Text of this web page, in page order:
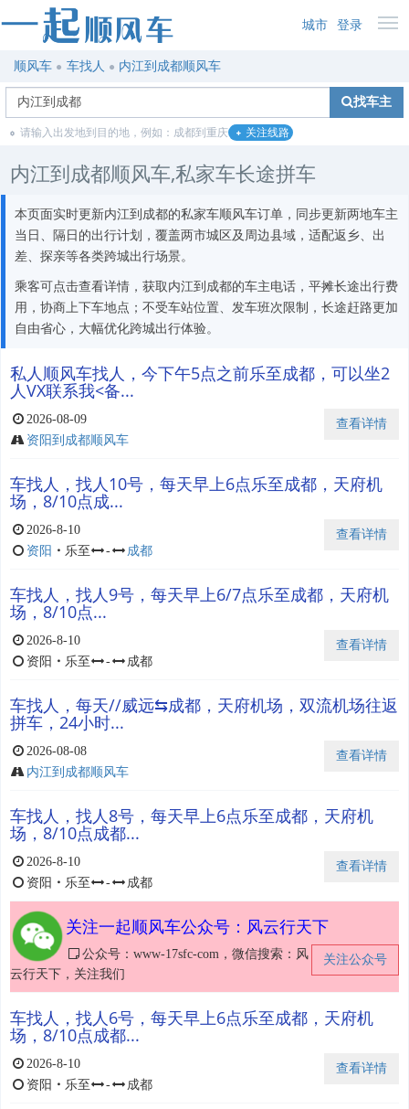
城市 登录
顺风车 车找人 内江到成都顺风车
找车主
请输入出发地到目的地，例如：成都到重庆 关注线路
内江到成都顺风车,私家车长途拼车
本页面实时更新内江到成都的私家车顺风车订单，同步更新两地车主
当日、隔日的出行计划，覆盖两市城区及周边县域，适配返乡、出
差、探亲等各类跨城出行场景。
乘客可点击查看详情，获取内江到成都的车主电话，平摊长途出行费
用，协商上下车地点；不受车站位置、发车班次限制，长途赶路更加
自由省心，大幅优化跨城出行体验。
私人顺风车找人，今下午5点之前乐至成都，可以坐2
人VX联系我<备...
查看详情
2026-08-09
资阳到成都顺风车
车找人，找人10号，每天早上6点乐至成都，天府机
场，8/10点成...
查看详情
2026-8-10
资阳 ・ 乐至 - 成都
车找人，找人9号，每天早上6/7点乐至成都，天府机
场，8/10点...
查看详情
2026-8-10
资阳 ・ 乐至 - 成都
车找人，每天//威远⇆成都，天府机场，双流机场往返
拼车，24小时...
查看详情
2026-08-08
内江到成都顺风车
车找人，找人8号，每天早上6点乐至成都，天府机
场，8/10点成都...
查看详情
2026-8-10
资阳 ・ 乐至 - 成都
关注一起顺风车公众号：风云行天下
关注公众号
公众号：www-17sfc-com，微信搜索：风
云行天下，关注我们
车找人，找人6号，每天早上6点乐至成都，天府机
场，8/10点成都...
查看详情
2026-8-10
资阳 ・ 乐至 - 成都